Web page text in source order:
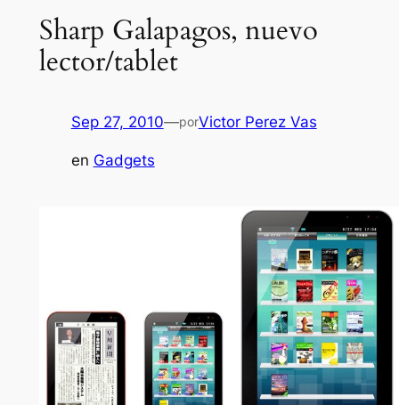
Sharp Galapagos, nuevo
lector/tablet
Sep 27, 2010—porVictor Perez Vas
en Gadgets